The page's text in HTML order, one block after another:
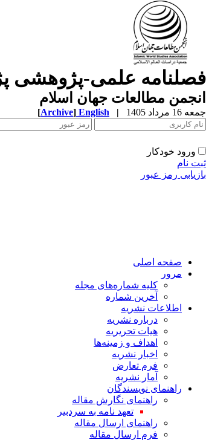
فصلنامه علمی-پژوهشی
انجمن مطالعات جهان اسلام
جمعه 16 مرداد 1405 |
English
[Archive]
ورود خودکار
ثبت نام
بازیابی رمز عبور
صفحه اصلی
مرور
کلیه شماره‌های مجله
آخرین شماره
اطلاعات نشریه
درباره نشریه
هیات تحریریه
اهداف و زمینه‌ها
اخبار نشریه
فرم تعارض
آمار نشریه
راهنمای نویسندگان
راهنمای نگارش مقاله
تعهد نامه به سردبیر
راهنمای ارسال مقاله
فرم ارسال مقاله